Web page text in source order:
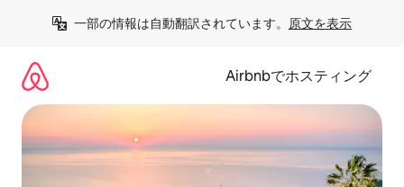
一部の情報は自動翻訳されています。 原文を表示
Airbnbでホスティング